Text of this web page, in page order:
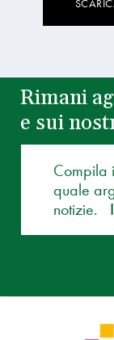
Rimani
e sui
Compila
quale
notizie.